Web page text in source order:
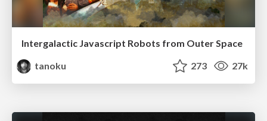
Intergalactic Javascript Robots from Outer Space
tanoku
273 27k